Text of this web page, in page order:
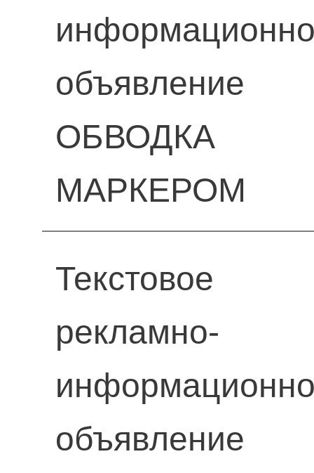
объявление
ОБВОДКА
МАРКЕРОМ
Текстовое
рекламно-
объявление